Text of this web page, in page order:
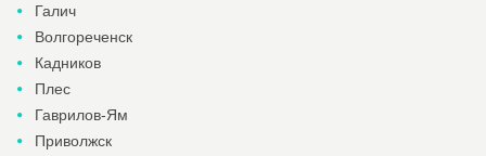
Галич
Волгореченск
Кадников
Плес
Гаврилов-Ям
Приволжск